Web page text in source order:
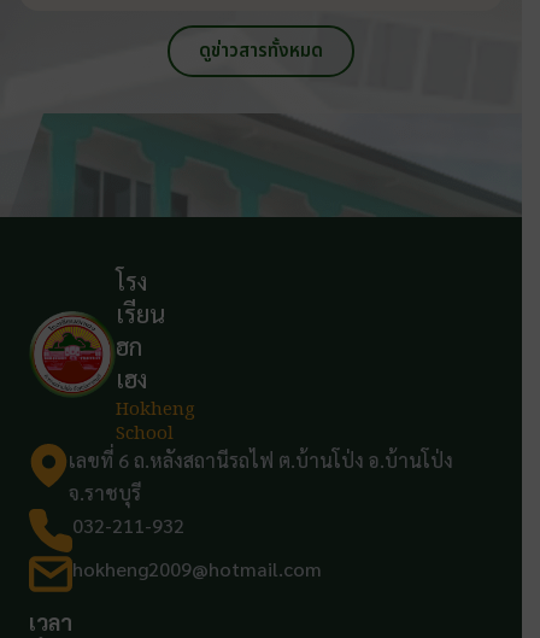
ดูข่าวสารทั้งหมด
โรง
เรียน
ฮก
เฮง
Hokheng
School
เลขที่ 6 ถ.หลังสถานีรถไฟ ต.บ้านโป่ง อ.บ้านโป่ง
จ.ราชบุรี
032-211-932
hokheng2009@hotmail.com
เวลา